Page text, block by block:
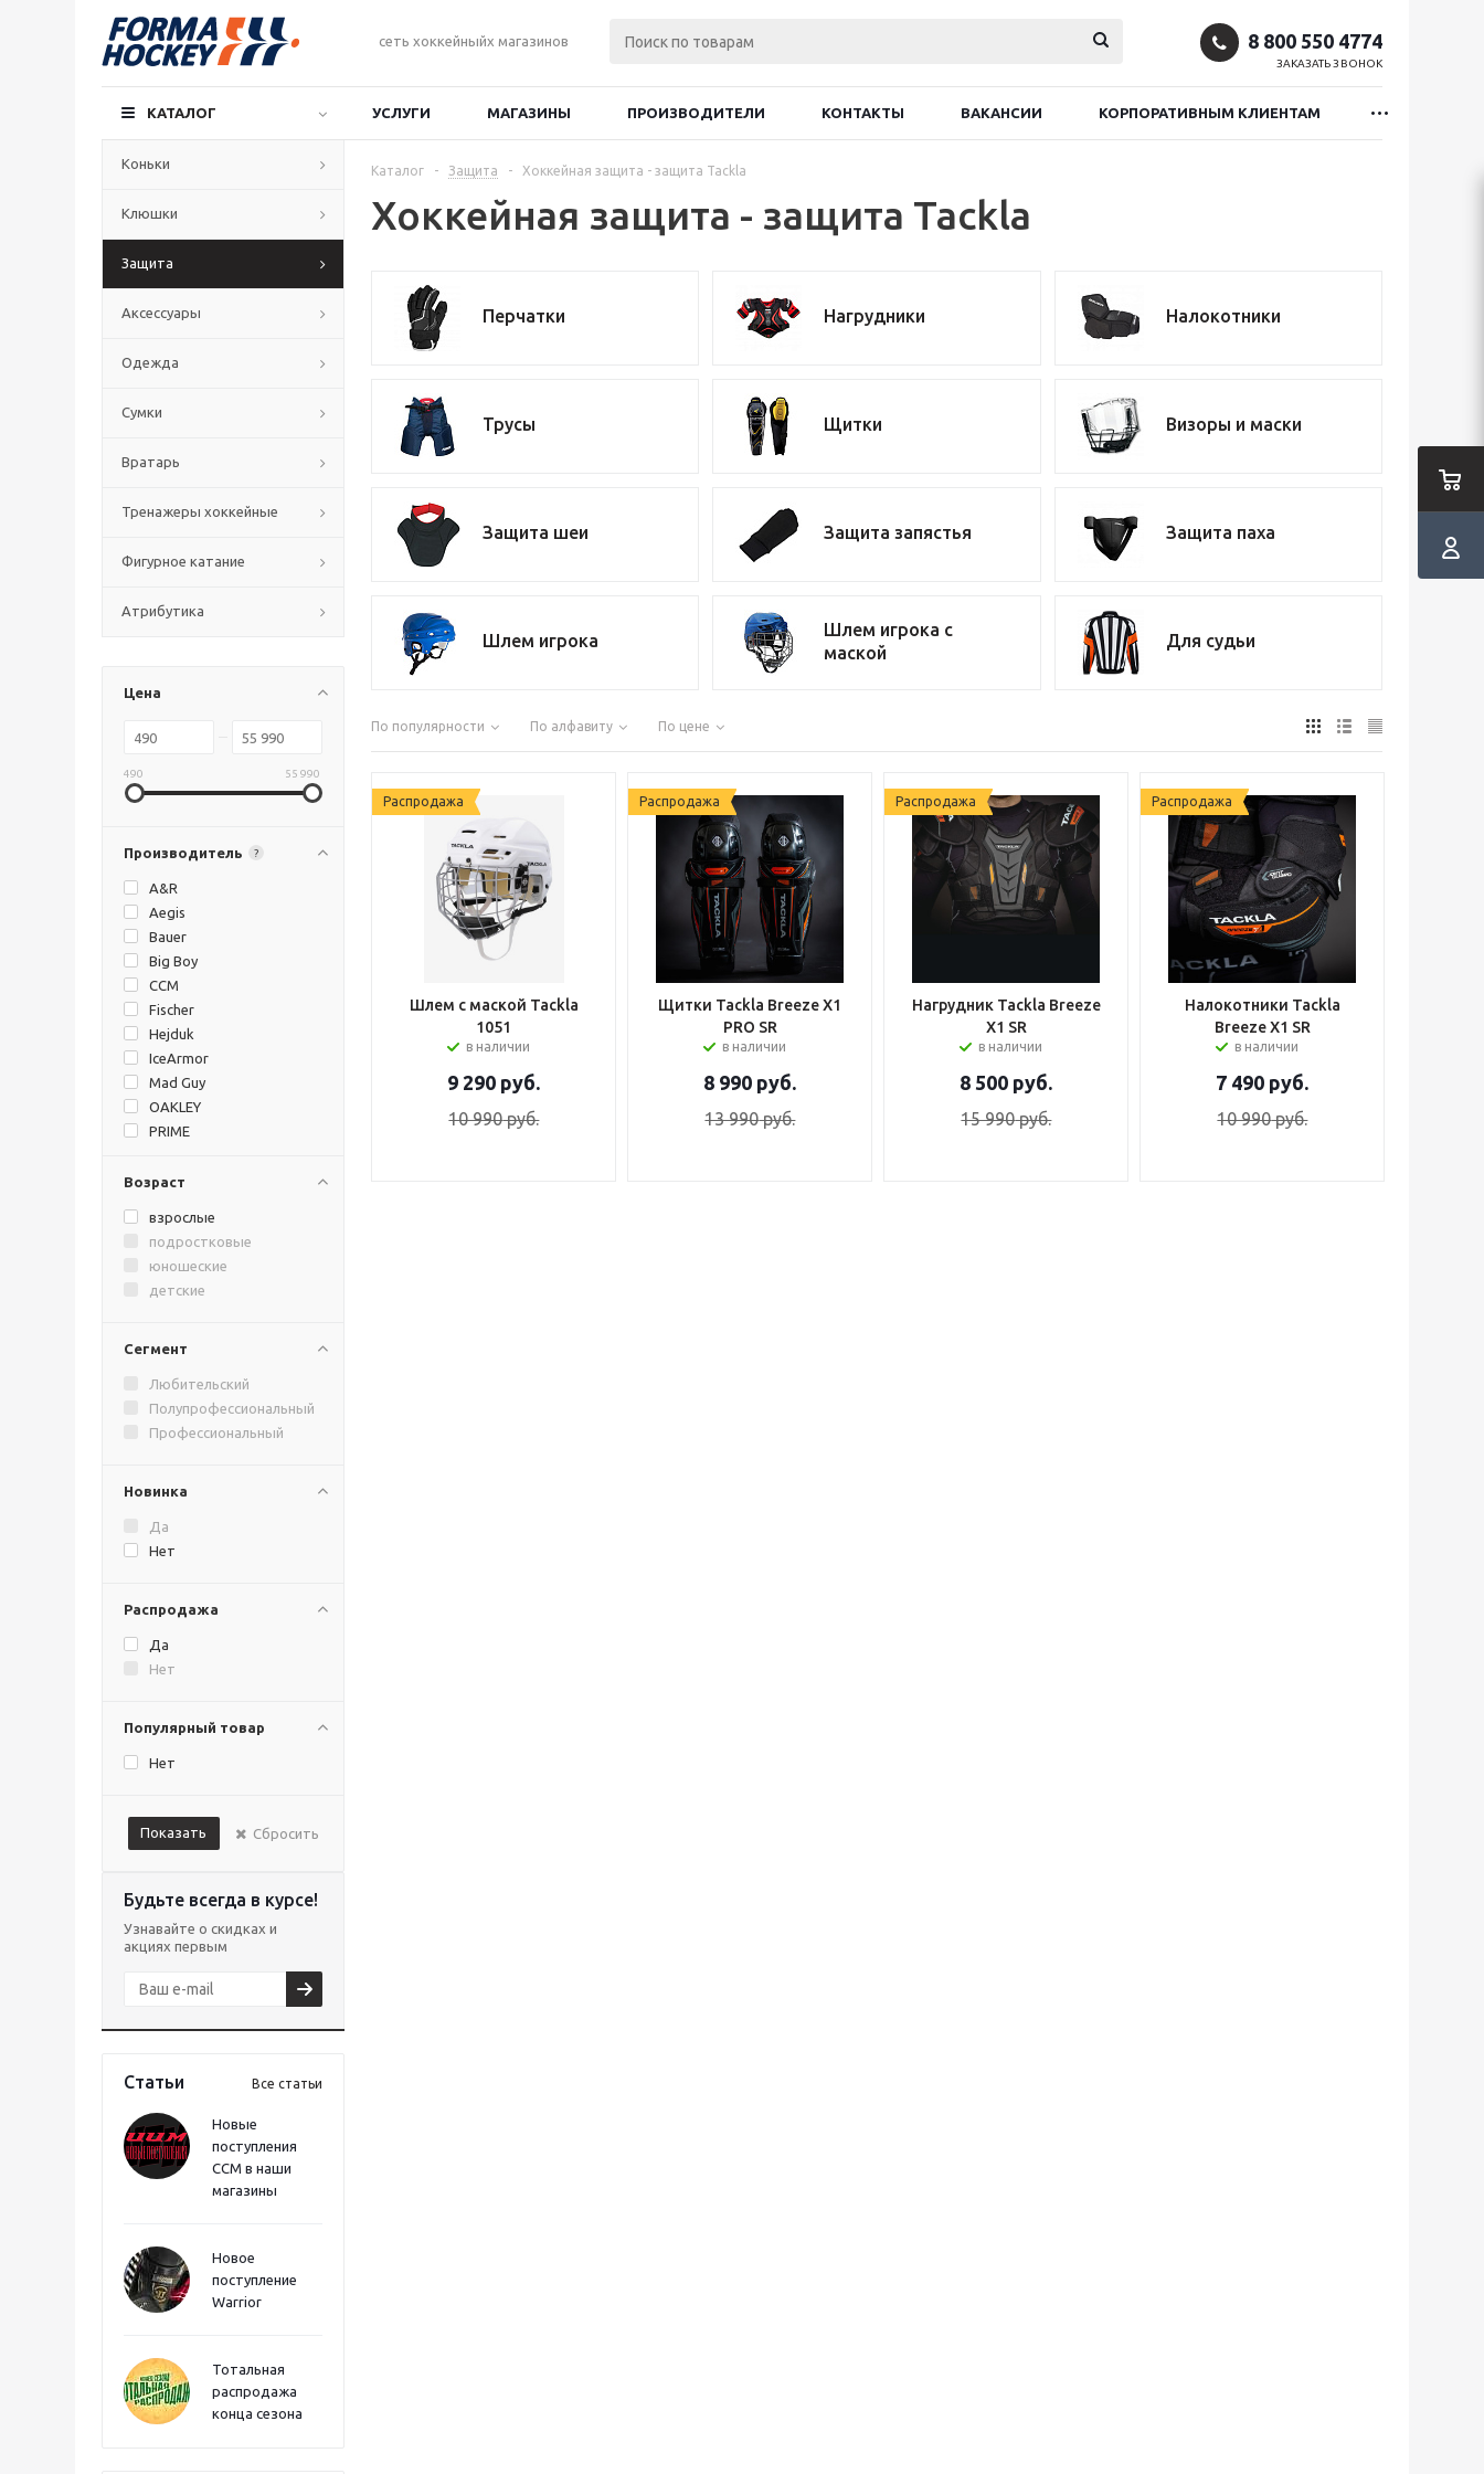
сеть хоккейныйх магазинов 8 800 550 4774
ЗАКАЗАТЬ ЗВОНОК
КАТАЛОГ УСЛУГИ МАГАЗИНЫ ПРОИЗВОДИТЕЛИ КОНТАКТЫ ВАКАНСИИ КОРПОРАТИВНЫМ КЛИЕНТАМ
Коньки
Клюшки
Защита
Аксессуары
Одежда
Сумки
Вратарь
Тренажеры хоккейные
Фигурное катание
Атрибутика
Цена
490 55 990
Производитель ?
A&R
Aegis
Bauer
Big Boy
CCM
Fischer
Hejduk
IceArmor
Mad Guy
OAKLEY
PRIME
Sherwood
Tackla
TRUE
Vitokin
Возраст
взрослые
подростковые
юношеские
детские
Сегмент
Любительский
Полупрофессиональный
Профессиональный
Новинка
Да
Нет
Распродажа
Да
Нет
Популярный товар
Нет
Показать Сбросить
Будьте всегда в курсе!
Узнавайте о скидках и
акциях первым
Статьи Все статьи
Новые
поступления
CCM в наши
магазины
Новое
поступление
Warrior
Тотальная
распродажа
конца сезона
Каталог - Защита - Хоккейная защита - защита Tackla
Хоккейная защита - защита Tackla
Перчатки Нагрудники Налокотники
Трусы Щитки Визоры и маски
Защита шеи Защита запястья Защита паха
Шлем игрока
Шлем игрока с
маской
Для судьи
По популярности По алфавиту По цене
Распродажа
Шлем с маской Tackla
1051
в наличии
9 290 руб.
10 990руб.
Распродажа
Щитки Tackla Breeze X1
PRO SR
в наличии
8 990 руб.
13 990руб.
Распродажа
Нагрудник Tackla Breeze
X1 SR
в наличии
8 500 руб.
15 990руб.
Распродажа
Налокотники Tackla
Breeze X1 SR
в наличии
7 490 руб.
10 990руб.